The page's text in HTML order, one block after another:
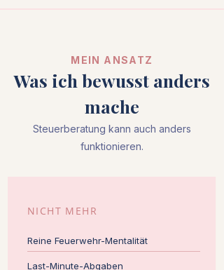
MEIN ANSATZ​
Was ich bewusst anders
mache​
Steuerberatung kann auch anders
funktionieren.
NICHT MEHR
Reine Feuerwehr-Mentalität
Last-Minute-Abgaben